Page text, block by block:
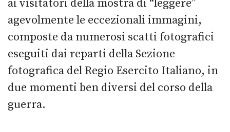
ai visitatori della mostra di “leggere”
agevolmente le eccezionali immagini,
composte da numerosi scatti fotografici
eseguiti dai reparti della Sezione
fotografica del Regio Esercito Italiano, in
due momenti ben diversi del corso della
guerra.